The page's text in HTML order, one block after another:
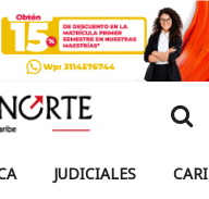
JUDICIALES